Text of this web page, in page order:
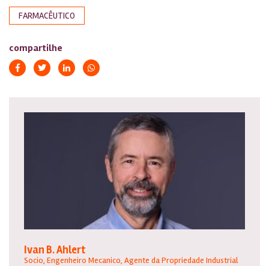
FARMACÊUTICO
compartilhe
Ivan B. Ahlert
Socio, Engenheiro Mecanico, Agente da Propriedade Industrial